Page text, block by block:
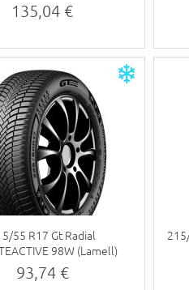
135,04 €
55 R17 Gt Radial
98W (Lamell)
93,74 €